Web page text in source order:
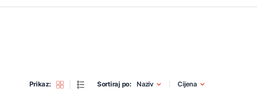
Prikaz: Sortiraj po: Naziv Cijena